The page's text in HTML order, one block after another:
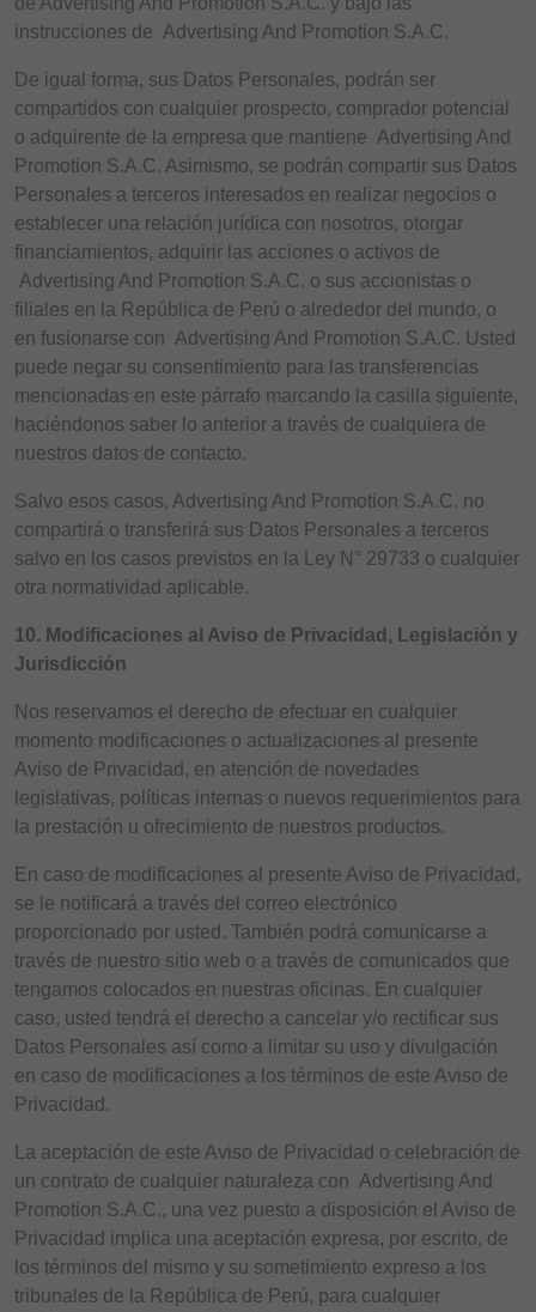
instrucciones de Advertising And Promotion S.A.C.
De igual forma, sus Datos Personales, podrán ser
compartidos con cualquier prospecto, comprador potencial
o adquirente de la empresa que mantiene Advertising And
Promotion S.A.C. Asimismo, se podrán compartir sus Datos
Personales a terceros interesados en realizar negocios o
establecer una relación jurídica con nosotros, otorgar
financiamientos, adquirir las acciones o activos de
Advertising And Promotion S.A.C. o sus accionistas o
filiales en la República de Perú o alrededor del mundo, o
en fusionarse con Advertising And Promotion S.A.C. Usted
puede negar su consentimiento para las transferencias
mencionadas en este párrafo marcando la casilla siguiente,
haciéndonos saber lo anterior a través de cualquiera de
nuestros datos de contacto.
Salvo esos casos, Advertising And Promotion S.A.C. no
compartirá o transferirá sus Datos Personales a terceros
salvo en los casos previstos en la Ley N° 29733 o cualquier
otra normatividad aplicable.
10. Modificaciones al Aviso de Privacidad, Legislación y
Jurisdicción
Nos reservamos el derecho de efectuar en cualquier
momento modificaciones o actualizaciones al presente
Aviso de Privacidad, en atención de novedades
legislativas, políticas internas o nuevos requerimientos para
la prestación u ofrecimiento de nuestros productos.
En caso de modificaciones al presente Aviso de Privacidad,
se le notificará a través del correo electrónico
proporcionado por usted. También podrá comunicarse a
través de nuestro sitio web o a través de comunicados que
tengamos colocados en nuestras oficinas. En cualquier
caso, usted tendrá el derecho a cancelar y/o rectificar sus
Datos Personales así como a limitar su uso y divulgación
en caso de modificaciones a los términos de este Aviso de
Privacidad.
La aceptación de este Aviso de Privacidad o celebración de
un contrato de cualquier naturaleza con Advertising And
Promotion S.A.C., una vez puesto a disposición el Aviso de
Privacidad implica una aceptación expresa, por escrito, de
los términos del mismo y su sometimiento expreso a los
tribunales de la República de Perú, para cualquier